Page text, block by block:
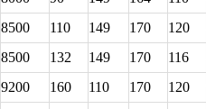
8500 110 149 170 120
8500 132 149 170 116
9200 160 110 170 120